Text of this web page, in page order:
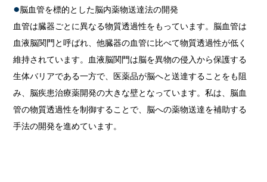
脳血管を標的とした脳内薬物送達法の開発
血管は臓器ごとに異なる物質透過性をもっています。脳血管は
血液脳関門と呼ばれ、他臓器の血管に比べて物質透過性が低く
維持されています。血液脳関門は脳を異物の侵入から保護する
生体バリアである一方で、医薬品が脳へと送達することをも阻
み、脳疾患治療薬開発の大きな壁となっています。私は、脳血
管の物質透過性を制御することで、脳への薬物送達を補助する
手法の開発を進めています。